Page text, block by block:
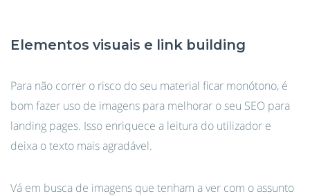
Elementos visuais e link building
Para não correr o risco do seu material ficar monótono, é
bom fazer uso de imagens para melhorar o seu SEO para
landing pages. Isso enriquece a leitura do utilizador e
deixa o texto mais agradável.
Vá em busca de imagens que tenham a ver com o assunto